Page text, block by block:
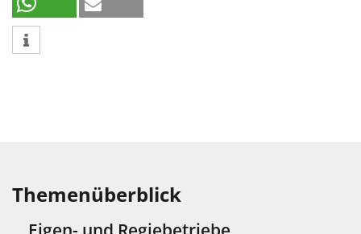
Themenüberblick